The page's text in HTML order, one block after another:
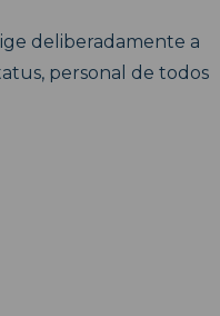
deliberadamente a
personal de todos